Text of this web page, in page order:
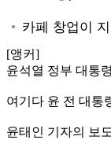
[앵커]
윤석열 정부 대통
여기다 윤 전 대통
윤태인 기자의 보